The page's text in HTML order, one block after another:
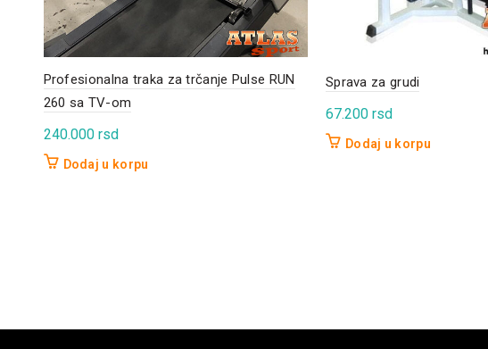
Profesionalna traka za trčanje Pulse RUN
260 sa TV-om
240.000 rsd
Dodaj u korpu
Sprava za grudi
67.200 rsd
Dodaj u korpu